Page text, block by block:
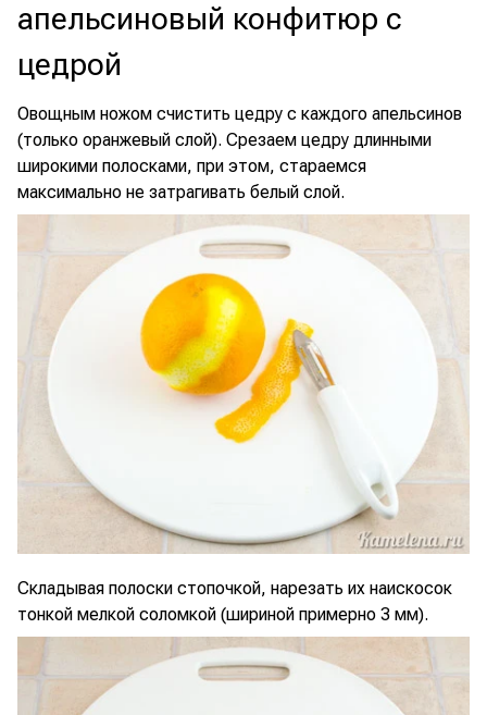
апельсиновый конфитюр с
цедрой
Овощным ножом счистить цедру с каждого апельсинов
(только оранжевый слой). Срезаем цедру длинными
широкими полосками, при этом, стараемся
максимально не затрагивать белый слой.
Складывая полоски стопочкой, нарезать их наискосок
тонкой мелкой соломкой (шириной примерно 3 мм).